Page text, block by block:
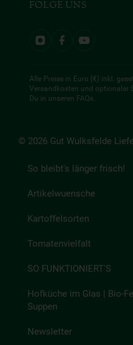
FOLGE UNS
Alle Preise in Euro (€) inkl.
Versandkosten und optionaler
Du in unseren FAQs.
© 2026 Gut Wulksfelde
So bleibt's länger frisch!
Artikelwuensche
Kartoffelsorten
Tomatenvielfalt
SO FUNKTIONIERT'S
Hofküche im Glas | Bio-
Suppen
Newsletter